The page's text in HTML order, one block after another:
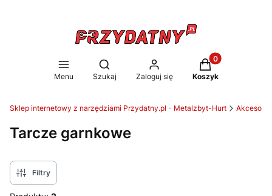
Menu
Otwórz wyszukiwarkę
Szukaj Zaloguj się
Produkty w
Koszyk
Sklep internetowy z narzędziami Przydatny.pl - Metalzbyt-Hurt
Tarcze garnkowe
Filtry